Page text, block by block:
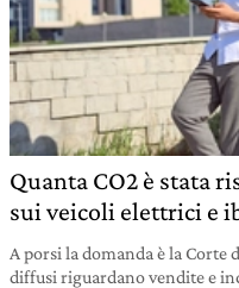
Quanta CO2 è stata
sui veicoli elettrici e
A porsi la domanda è la Corte
diffusi riguardano vendite e